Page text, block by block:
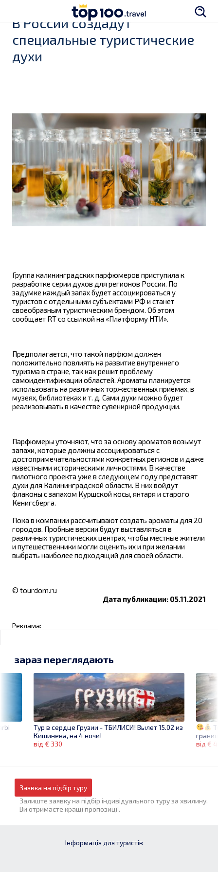
В России создадут
специальные туристические
духи
Группа калининградских парфюмеров приступила к
разработке серии духов для регионов России. По
задумке каждый запах будет ассоциироваться у
туристов с отдельными субъектами РФ и станет
своеобразным туристическим брендом. Об этом
сообщает RT со ссылкой на «Платформу НТИ».
Предполагается, что такой парфюм должен
положительно повлиять на развитие внутреннего
туризма в стране, так как решит проблему
самоидентификации областей. Ароматы планируется
использовать на различных торжественных приемах, в
музеях, библиотеках и т. д. Сами духи можно будет
реализовывать в качестве сувенирной продукции.
Парфюмеры уточняют, что за основу ароматов возьмут
запахи, которые должны ассоциироваться с
достопримечательностями конкретных регионов и даже
известными историческими личностями. В качестве
пилотного проекта уже в следующем году представят
духи для Калининградской области. В них войдут
флаконы с запахом Куршской косы, янтаря и старого
Кенигсберга.
Пока в компании рассчитывают создать ароматы для 20
городов. Пробные версии будут выставляться в
различных туристических центрах, чтобы местные жители
и путешественники могли оценить их и при желании
выбрать наиболее подходящий для своей области.
© tourdom.ru
Дата публикации: 05.11.2021
Реклама:
від €
зараз переглядають
Тур в сердце Грузии - ТБИЛИСИ! Вылет 15.02 из
Кишинева, на 4 ночи!
від € 330
Заявка на підбір туру
Залиште заявку на підбір індивідуального туру за хвилину.
Ви отримаєте кращі пропозиції.
Інформація для туристів